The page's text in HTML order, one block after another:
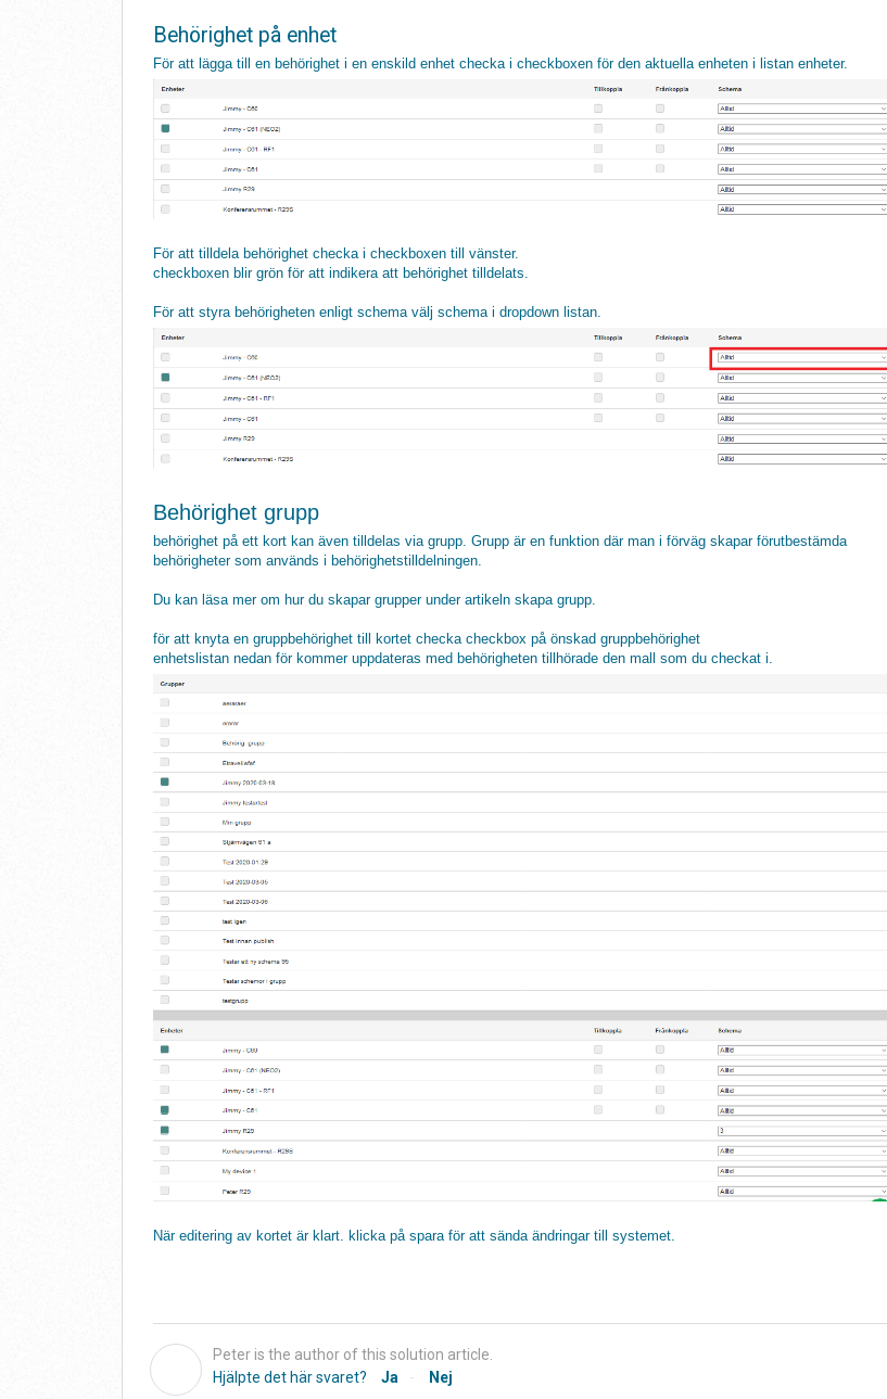
Behörighet på enhet
För att lägga till en behörighet i en enskild enhet checka i checkboxen för den aktuella enheten i listan enheter.
För att tilldela behörighet checka i checkboxen till vänster.
checkboxen blir grön för att indikera att behörighet tilldelats.
För att styra behörigheten enligt schema välj schema i dropdown listan.
Behörighet grupp
behörighet på ett kort kan även tilldelas via grupp. Grupp är en funktion där man i förväg skapar förutbestämda
behörigheter som används i behörighetstilldelningen.
Du kan läsa mer om hur du skapar grupper under artikeln skapa grupp.
för att knyta en gruppbehörighet till kortet checka checkbox på önskad gruppbehörighet
enhetslistan nedan för kommer uppdateras med behörigheten tillhörade den mall som du checkat i.
När editering av kortet är klart. klicka på spara för att sända ändringar till systemet.
Peter is the author of this solution article.
Hjälpte det här svaret?
Ja Nej